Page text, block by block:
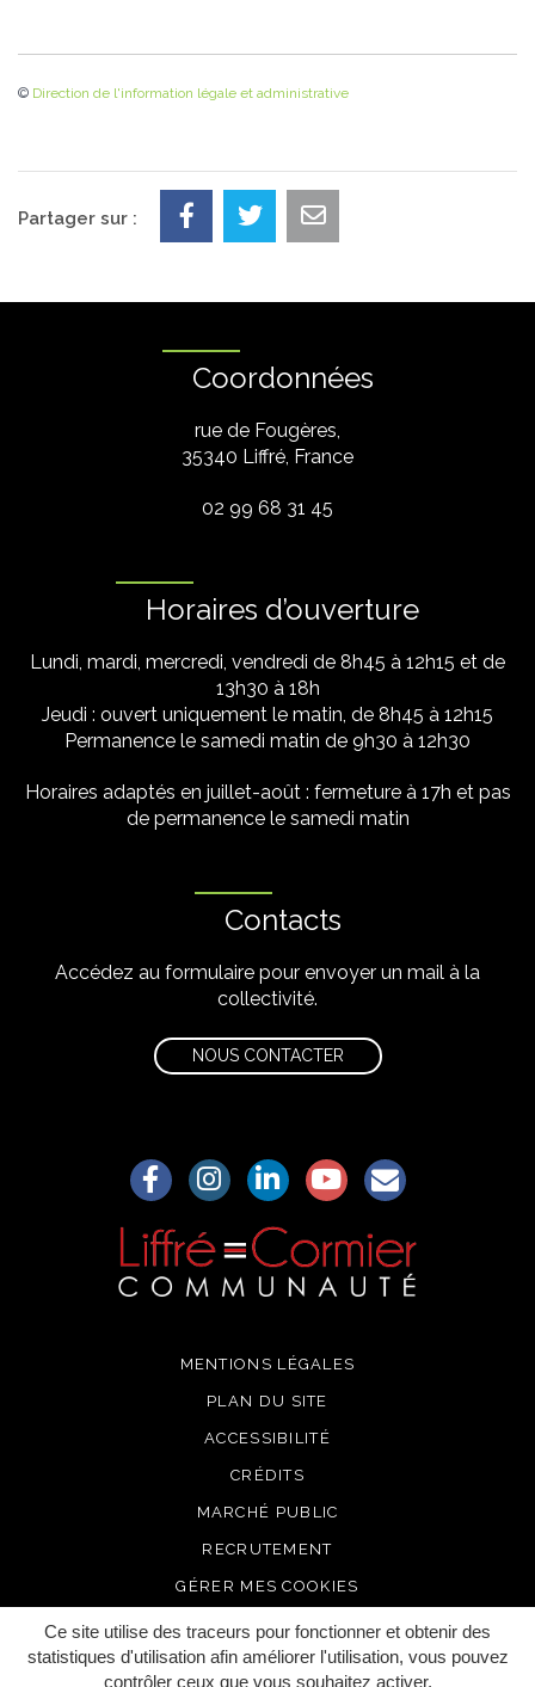
Ce site utilise des traceurs pour fonctionner et obtenir des
statistiques d'utilisation afin améliorer l'utilisation, vous pouvez
contrôler ceux que vous souhaitez activer.
© Direction de l'information légale et administrative
Partager sur :
Coordonnées
rue de Fougères,
35340 Liffré, France
02 99 68 31 45
Horaires d’ouverture
Lundi, mardi, mercredi, vendredi de 8h45 à 12h15 et de
13h30 à 18h
Jeudi : ouvert uniquement le matin, de 8h45 à 12h15
Permanence le samedi matin de 9h30 à 12h30
Horaires adaptés en juillet-août : fermeture à 17h et pas
de permanence le samedi matin
Contacts
Accédez au formulaire pour envoyer un mail à la
collectivité.
NOUS CONTACTER
Lien vers le compte Facebook
Lien vers le compte Instagram
Lien vers le compte Linkedin
Lien vers la chaîne
S'aWonner à
MENTIONS LÉGALES
PLAN DU SITE
ACCESSIBILITÉ
CRÉDITS
MARCHÉ PUBLIC
RECRUTEMENT
GÉRER MES COOKIES